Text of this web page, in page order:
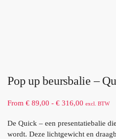
Pop up beursbalie –
From € 89,00 - € 316,00 excl. BTW
De Quick – een presentatiebalie
wordt. Deze lichtgewicht en